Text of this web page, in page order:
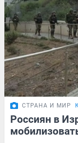
СТРАНА И МИР
Россиян в